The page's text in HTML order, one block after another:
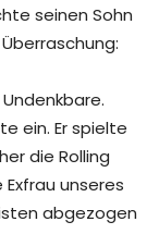
seinen Sohn
ein. Er spielte
die Rolling
unseres
abgezogen